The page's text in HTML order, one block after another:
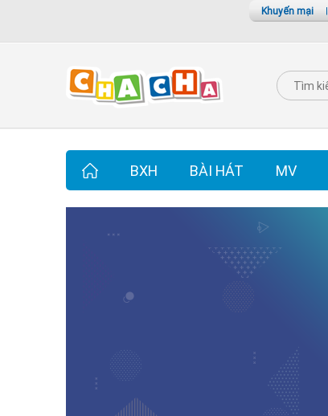
Khuyến mại |
BXH BÀI HÁT MV